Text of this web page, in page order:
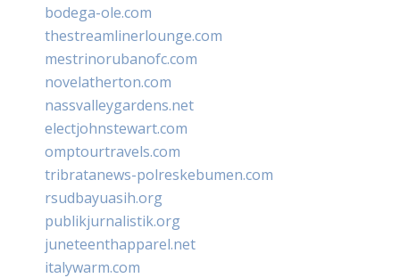
bodega-ole.com
thestreamlinerlounge.com
mestrinorubanofc.com
novelatherton.com
nassvalleygardens.net
electjohnstewart.com
omptourtravels.com
tribratanews-polreskebumen.com
rsudbayuasih.org
publikjurnalistik.org
juneteenthapparel.net
italywarm.com